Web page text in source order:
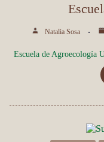
Natalia Sosa
Escuela de Agroecología